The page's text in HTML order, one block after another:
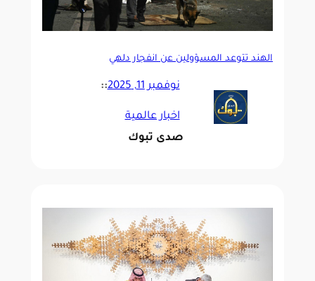
الهند تتوعد المسؤولين عن انفجار دلهي
نوفمبر 11, 2025 ::
اخبار عالمية
صدى تبوك